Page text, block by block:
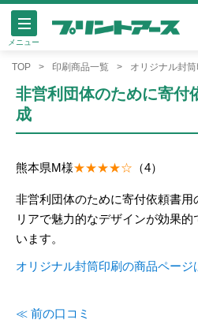
メニュー
TOP 印刷商品一覧 オリジナル封
非営利団体のために寄付
成
熊本県M様 （4）
非営利団体のために寄付依頼書用
リアで魅力的なデザインが効果
います。
オリジナル封筒印刷の商品ページ
≪ 前の口コミ